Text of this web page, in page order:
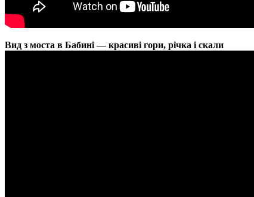
Вид з моста в Бабині — красиві гори, річка і скали